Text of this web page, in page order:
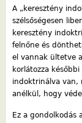
A „keresztény
szélsőségesen
keresztény
felnőne és
el vannak ültetve
korlátozza
indoktrinálva van,
anélkül, hogy
Ez a gondolkodás